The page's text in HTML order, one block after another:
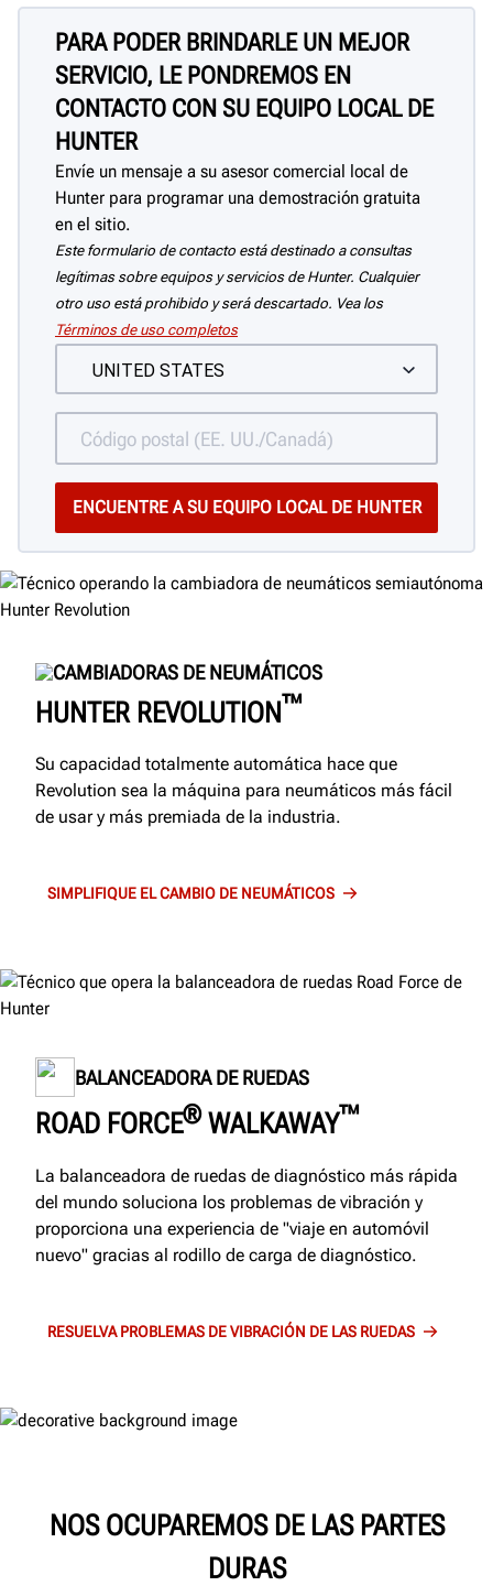
PARA PODER BRINDARLE UN MEJOR
SERVICIO, LE PONDREMOS EN
CONTACTO CON SU EQUIPO LOCAL DE
HUNTER
Envíe un mensaje a su asesor comercial local de
Hunter para programar una demostración gratuita
en el sitio.
Este formulario de contacto está destinado a consultas
legítimas sobre equipos y servicios de Hunter. Cualquier
otro uso está prohibido y será descartado. Vea los
Términos de uso completos
CAMBIADORAS DE NEUMÁTICOS
HUNTER REVOLUTION™
Su capacidad totalmente automática hace que
Revolution sea la máquina para neumáticos más fácil
de usar y más premiada de la industria.
SIMPLIFIQUE EL CAMBIO DE NEUMÁTICOS
BALANCEADORA DE RUEDAS
ROAD FORCE®WALKAWAY™
La balanceadora de ruedas de diagnóstico más rápida
del mundo soluciona los problemas de vibración y
proporciona una experiencia de "viaje en automóvil
nuevo" gracias al rodillo de carga de diagnóstico.
RESUELVA PROBLEMAS DE VIBRACIÓN DE LAS RUEDAS
NOS OCUPAREMOS DE LAS PARTES
DURAS